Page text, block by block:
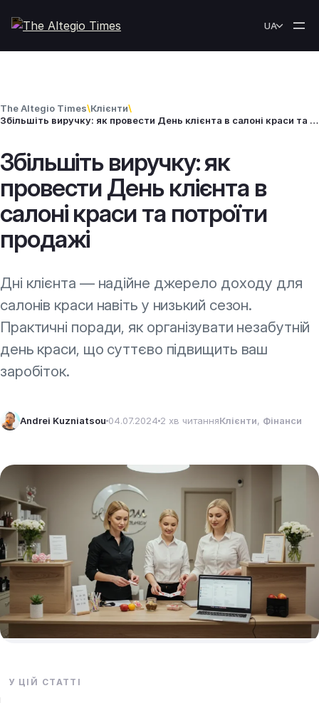
UA
The Altegio Times\Клієнти\
Збільшіть виручку: як провести День клієнта в салоні краси та потроїти продажі
Збільшіть виручку: як
провести День клієнта в
салоні краси та потроїти
продажі
Дні клієнта — надійне джерело доходу для
салонів краси навіть у низький сезон.
Практичні поради, як організувати незабутній
день краси, що суттєво підвищить ваш
заробіток.
Andrei Kuzniatsou 04.07.2024 2 хв читанняКлієнти, Фінанси
У ЦІЙ СТАТТІ